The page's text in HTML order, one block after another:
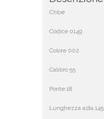
Chloé
Codice 0149
Colore 002
Calibro 55
Ponte 18
Lunghezza asta 145